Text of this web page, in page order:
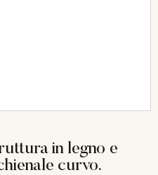
in legno e
curvo.